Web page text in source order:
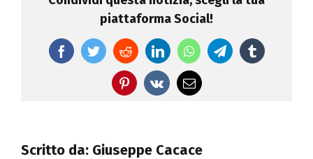
piattaforma Social!
FacebookTwitterRedditLinkedInWhatsAppTelegramTumblr
Pinterest
Vk Email
Scritto da: Giuseppe Cacace